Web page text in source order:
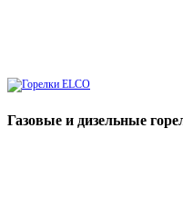
Газовые и дизельные